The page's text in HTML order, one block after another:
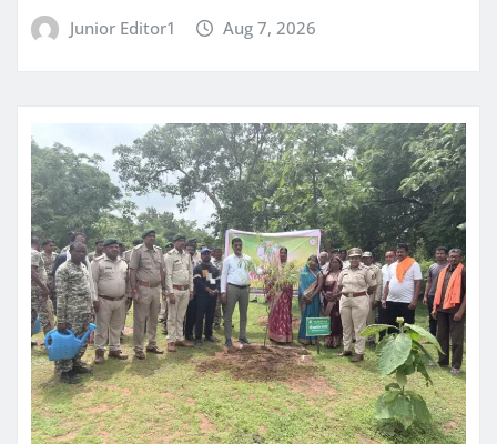
Junior Editor1 Aug 7, 2026